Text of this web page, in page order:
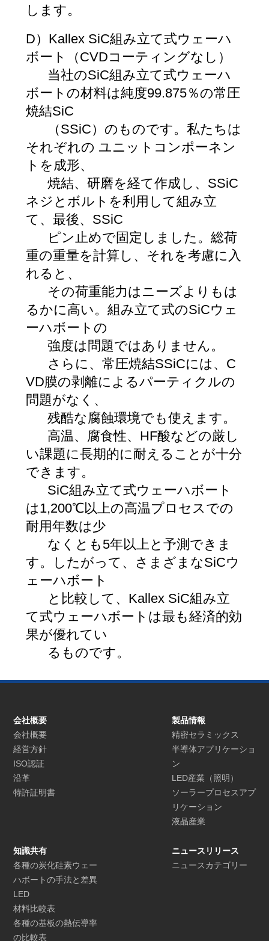
します。
D）Kallex SiC組み立て式ウェーハ
ボート（CVDコーティングなし）
当社のSiC組み立て式ウェーハ
ボートの材料は純度99.875％の常圧
焼結SiC
（SSiC）のものです。私たちは
それぞれの ユニットコンポーネン
トを成形、
焼結、研磨を経て作成し、SSiC
ネジとボルトを利用して組み立
て、最後、SSiC
ピン止めで固定しました。総荷
重の重量を計算し、それを考慮に入
れると、
その荷重能力はニーズよりもは
るかに高い。組み立て式のSiCウェ
ーハボートの
強度は問題ではありません。
さらに、常圧焼結SSiCには、C
VD膜の剥離によるパーティクルの
問題がなく、
残酷な腐蝕環境でも使えます。
高温、腐食性、HF酸などの厳し
い課題に長期的に耐えることが十分
できます。
SiC組み立て式ウェーハボート
は1,200℃以上の高温プロセスでの
耐用年数は少
なくとも5年以上と予測できま
す。したがって、さまざまなSiCウ
ェーハボート
と比較して、Kallex SiC組み立
て式ウェーハボートは最も経済的効
果が優れてい
るものです。
会社概要
会社概要
経営方針
ISO認証
沿革
特許証明書
製品情報
精密セラミックス
半導体アプリケーショ
ン
LED産業（照明）
ソーラープロセスアプ
リケーション
液晶産業
知識共有
各種の炭化硅素ウェー
ハボートの手法と差異
LED
材料比較表
各種の基板の熱伝導率
の比較表
ニュースリリース
ニュースカテゴリー